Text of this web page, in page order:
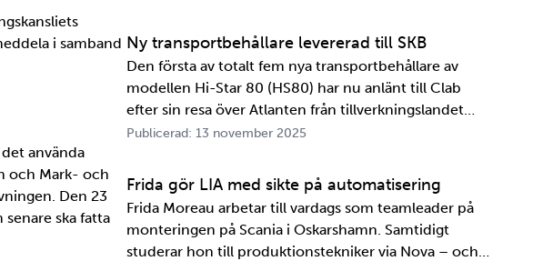
i samband
använda
och Mark- och
Den 23
ska fatta
samarbetet mellan de två organisationerna. …
Ny transportbehållare levererad till SKB
Den första av totalt fem nya transportbehållare av
modellen Hi-Star 80 (HS80) har nu anlänt till Clab
efter sin resa över Atlanten från tillverkningslandet
USA. Innan transportbehållaren kan bli en del av SKB:s
tester och utbildningar. Redan 2008 i…
Publicerad: 13 november 2025
Frida gör LIA med sikte på automatisering
Frida Moreau arbetar till vardags som teamleader på
monteringen på Scania i Oskarshamn. Samtidigt
studerar hon till produktionstekniker via Nova – och